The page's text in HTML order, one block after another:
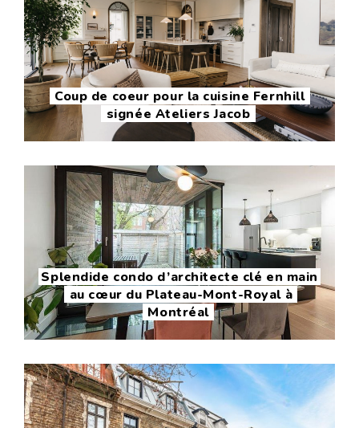
Coup de coeur pour la cuisine Fernhill
signée Ateliers Jacob
Splendide condo d’architecte clé en main
au cœur du Plateau-Mont-Royal à
Montréal